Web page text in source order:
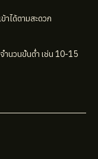
าได้ตามสะดวก
ำนวนขั้นต่ำ เช่น 10-15